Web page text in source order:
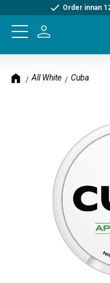
Meny
Order innan
All White Cuba